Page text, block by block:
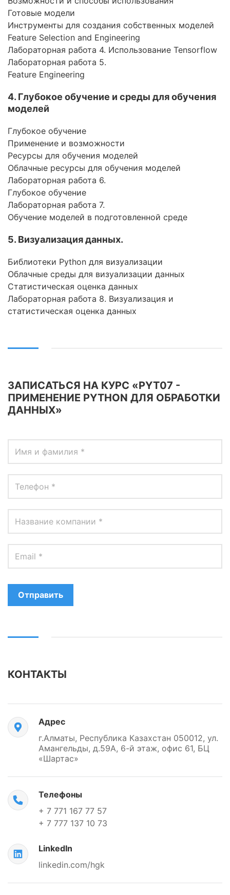
Готовые модели
Инструменты для создания собственных моделей
Feature Selection and Engineering
Лабораторная работа 4. Использование Tensorflow
Лабораторная работа 5.
Feature Engineering
4. Глубокое обучение и среды для обучения
моделей
Глубокое обучение
Применение и возможности
Ресурсы для обучения моделей
Облачные ресурсы для обучения моделей
Лабораторная работа 6.
Глубокое обучение
Лабораторная работа 7.
Обучение моделей в подготовленной среде
5. Визуализация данных.
Библиотеки Python для визуализации
Облачные среды для визуализации данных
Статистическая оценка данных
Лабораторная работа 8. Визуализация и
статистическая оценка данных
ЗАПИСАТЬСЯ НА КУРС «PYT07 -
ПРИМЕНЕНИЕ PYTHON ДЛЯ ОБРАБОТКИ
ДАННЫХ»
Отправить
КОНТАКТЫ
Адрес
г.Алматы, Республика Казахстан 050012, ул.
Амангельды, д.59А, 6-й этаж, офис 61, БЦ
«Шартас»
Телефоны
+ 7 771 167 77 57
+ 7 777 137 10 73
LinkedIn
linkedin.com/hgk